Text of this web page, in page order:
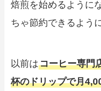
焙煎を始めるように
ちゃ節約できるよう
以前はコーヒー専門
杯のドリップで月